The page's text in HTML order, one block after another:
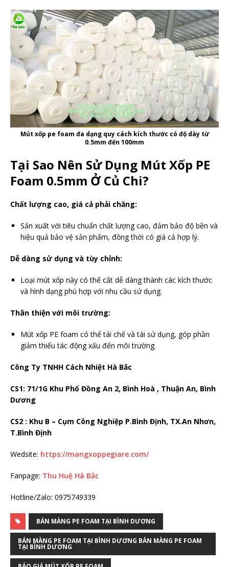
Mút xốp pe foam đa dạng quy cách kích thước có độ dày từ
0.5mm đến 100mm
Tại Sao Nên Sử Dụng Mút Xốp PE
Foam 0.5mm Ở Củ Chi?
Chất lượng cao, giá cả phải chăng:
Sản xuất với tiêu chuẩn chất lượng cao, đảm bảo độ bền và
hiệu quả bảo vệ sản phẩm, đồng thời có giá cả hợp lý.
Dễ dàng sử dụng và tùy chỉnh:
Loại mút xốp này có thể cắt dễ dàng thành các kích thước
và hình dạng phù hợp với nhu cầu sử dụng.
Thân thiện với môi trường:
Mút xốp PE foam có thể tái chế và tái sử dụng, góp phần
giảm thiểu tác động xấu đến môi trường.
Công Ty TNHH Cách Nhiệt Hà Bắc
CS1: 71/1G Khu Phố Đồng An 2, Bình Hoà , Thuận An, Bình
Dương
CS2 : Khu B – Cụm Công Nghiệp P.Bình Định, TX.An Nhơn,
T.Bình Định
Wedsite: https://mangxoppegiare.com/
Fanpage: Thu Huệ Hà Bắc
Hotline/Zalo: 0975749339
BÁN MÀNG PE FOAM TẠI BÌNH DƯƠNG
BÁN MÀNG PE FOAM TẠI BÌNH DƯƠNG BÁN MÀNG PE FOAM
TẠI BÌNH DƯƠNG